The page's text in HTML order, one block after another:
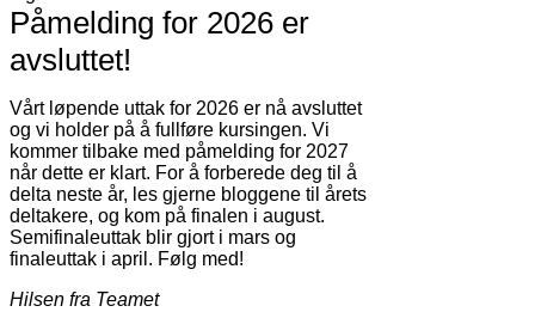
Påmelding for 2026 er
avsluttet!
Vårt løpende uttak for 2026 er nå avsluttet
og vi holder på å fullføre kursingen. Vi
kommer tilbake med påmelding for 2027
når dette er klart. For å forberede deg til å
delta neste år, les gjerne bloggene til årets
deltakere, og kom på finalen i august.
Semifinaleuttak blir gjort i mars og
finaleuttak i april. Følg med!
Hilsen fra Teamet